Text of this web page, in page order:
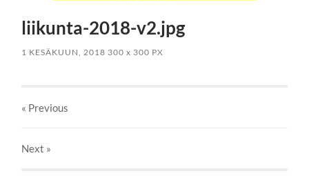
liikunta-2018-v2.jpg
1 KESÄKUUN, 2018 300x 300 PX
« Previous
Next »